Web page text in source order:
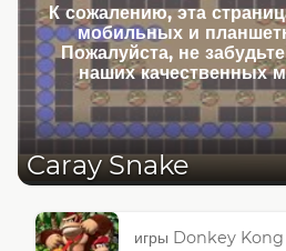
К сожалению, эта
мобильных и
Пожалуйста, не
наших качественных
Caray Snake
игры Donkey Kong